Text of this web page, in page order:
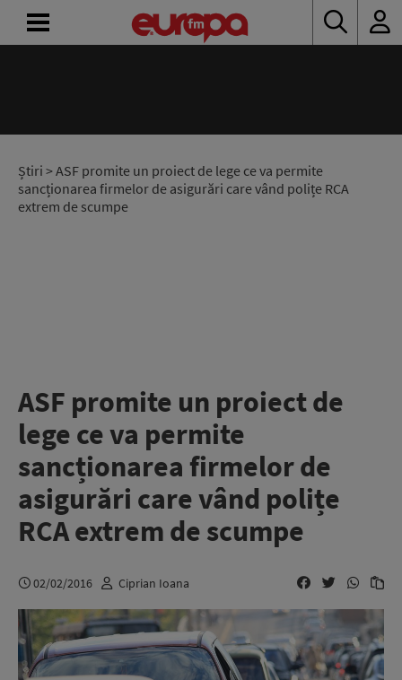
Știri > ASF promite un proiect de lege ce va permite
sancționarea firmelor de asigurări care vând polițe RCA
extrem de scumpe
ASF promite un proiect de
lege ce va permite
sancționarea firmelor de
asigurări care vând polițe
RCA extrem de scumpe
02/02/2016 Ciprian Ioana
RADIO
CONCURSURI